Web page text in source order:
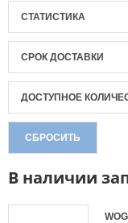
СТАТИСТИКА
СРОК ДОСТАВКИ
ДОСТУПНОЕ
СБРОСИТЬ
В наличии
WOG